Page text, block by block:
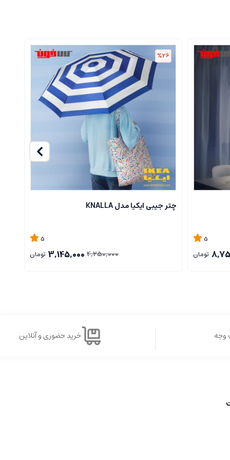
5
تومان
%26
چتر جیبی ایکیا مدل KNALLA
5
4,250,000
3,145,000 تومان
وجه خرید حضوری و آنلاین